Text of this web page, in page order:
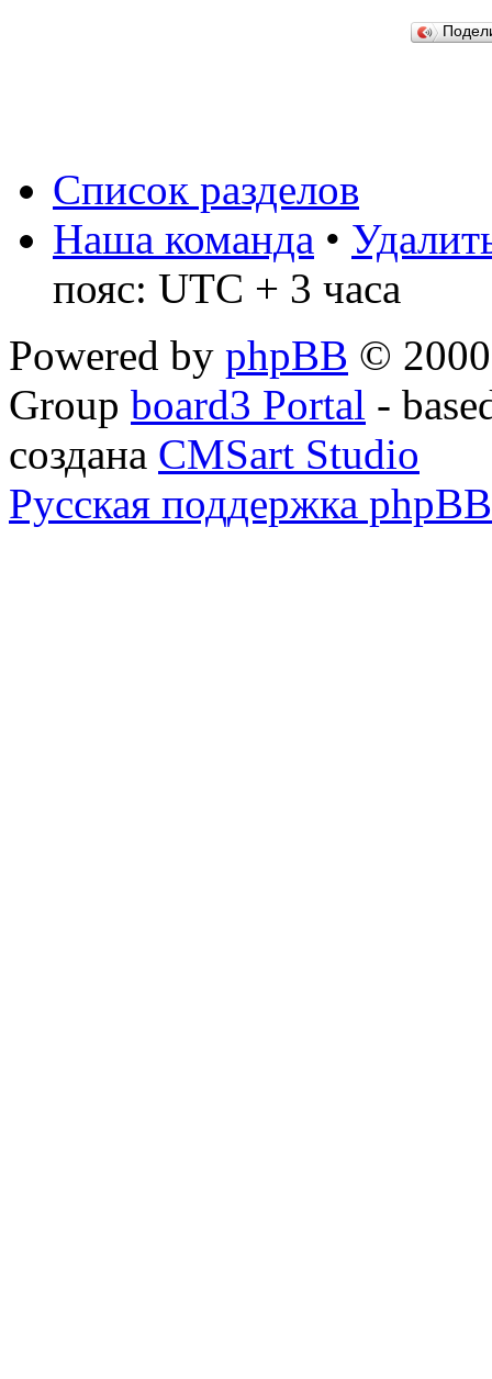
Список разделов
Наша команда •
пояс: UTC + 3 часа
Powered by phpBB ©
Group board3 Portal -
создана CMSart Studio
Русская поддержка phpBB